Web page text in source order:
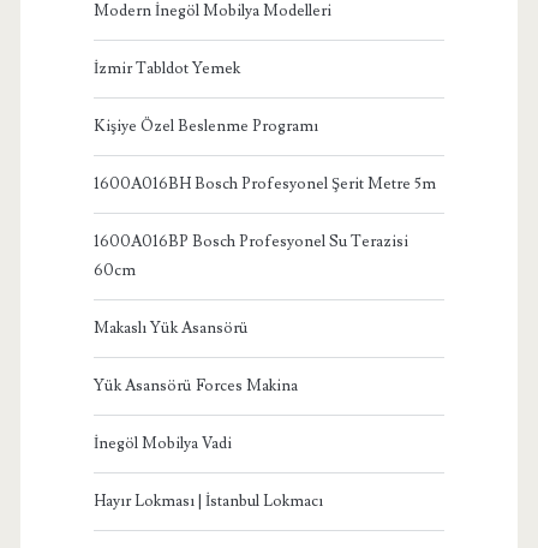
Modern İnegöl Mobilya Modelleri
İzmir Tabldot Yemek
Kişiye Özel Beslenme Programı
1600A016BH Bosch Profesyonel Şerit Metre 5m
1600A016BP Bosch Profesyonel Su Terazisi
60cm
Makaslı Yük Asansörü
Yük Asansörü Forces Makina
İnegöl Mobilya Vadi
Hayır Lokması | İstanbul Lokmacı